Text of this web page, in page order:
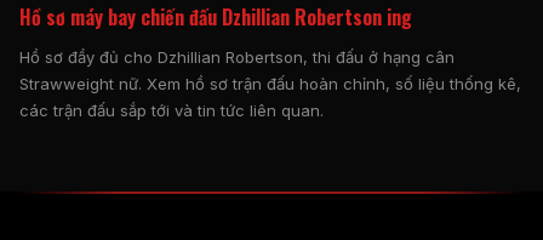
Hồ sơ máy bay chiến đấu Dzhillian Robertson ing
Hồ sơ đầy đủ cho Dzhillian Robertson, thi đấu ở hạng cân
Strawweight nữ. Xem hồ sơ trận đấu hoàn chỉnh, số liệu thống kê,
các trận đấu sắp tới và tin tức liên quan.